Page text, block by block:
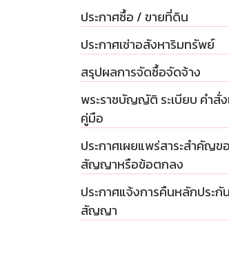
ประกาศซื้อ / ขายที่ดิน
ประกาศเช่าอสังหาริมทรัพย์
สรุปผลการจัดซื้อจัดจ้าง
พระราชบัญญัติ ระเบียบ คำสั่
คู่มือ
ประกาศเผยแพร่สาระสำคัญข
สัญญาหรือข้อตกลง
ประกาศแจ้งการคืนหลักประกัน
สัญญา